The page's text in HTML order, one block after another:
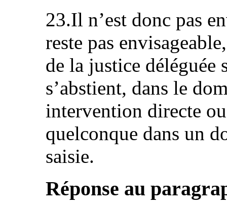
23.Il n’est donc pas
reste pas
de la justice déléguée
s’abstient, dans le
intervention directe
quelconque dans un
saisie.
Réponse au